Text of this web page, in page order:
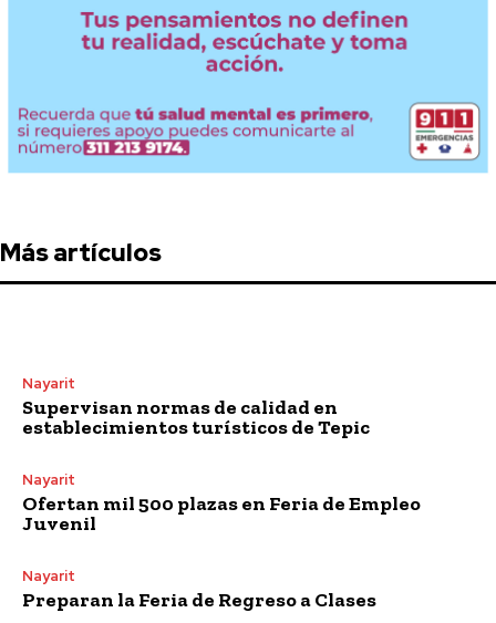
Más artículos
Nayarit
Supervisan normas de calidad en
establecimientos turísticos de Tepic
Nayarit
Ofertan mil 500 plazas en Feria de Empleo
Juvenil
Nayarit
Preparan la Feria de Regreso a Clases